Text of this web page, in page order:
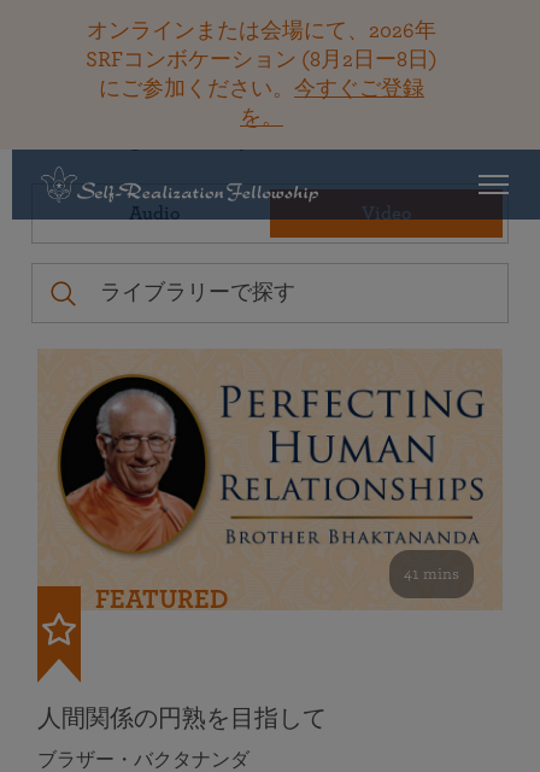
オンラインまたは会場にて、2026年
SRFコンボケーション (8月2日ー8日)
にご参加ください。 今すぐご登録
を。
Teachings Library
Audio Video
41 mins
FEATURED
人間関係の円熟を目指して
ブラザー・バクタナンダ